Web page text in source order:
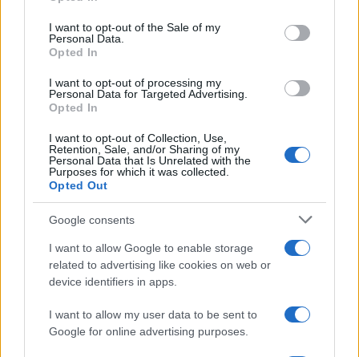
Please note that this website/app uses one or more Google
services and may gather and store information including but
not limited to your visit or usage behaviour. You may click to
grant or deny consent to Google and its third-party tags to
consent section.
I want to opt-out of the Sale of my
Personal Data.
Opted In
I want to opt-out of processing my
Personal Data for Targeted Advertising.
Opted In
I want to opt-out of Collection, Use,
Retention, Sale, and/or Sharing of my
Personal Data that Is Unrelated with the
Purposes for which it was collected.
Opted Out
Google consents
I want to allow Google to enable storage
related to advertising like cookies on web or
device identifiers in apps.
I want to allow my user data to be sent to
Google for online advertising purposes.